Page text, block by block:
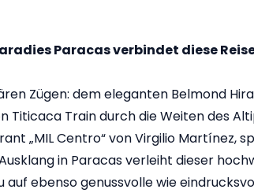
Paracas verbindet diese
Zügen: dem eleganten Belmond
Train durch die Weiten des
„MIL Centro“ von Virgilio Martínez,
in Paracas verleiht dieser
ebenso genussvolle wie